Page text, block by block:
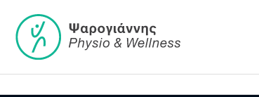
navigation